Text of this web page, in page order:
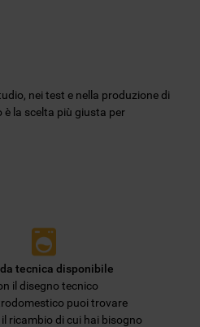
nei test e nella produzione di
la scelta più giusta per
tecnica disponibile
il disegno tecnico
puoi trovare
ricambio di cui hai bisogno